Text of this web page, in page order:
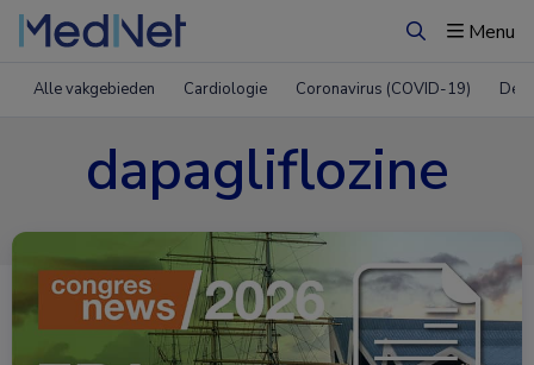
ZoekenMenu
Alle vakgebieden Cardiologie Coronavirus (COVID-19)
dapagliflozine